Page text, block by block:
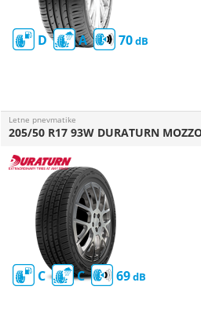
D A 70
Letne pnevmatike
C C 69
205/50 R17 93W DURATURN